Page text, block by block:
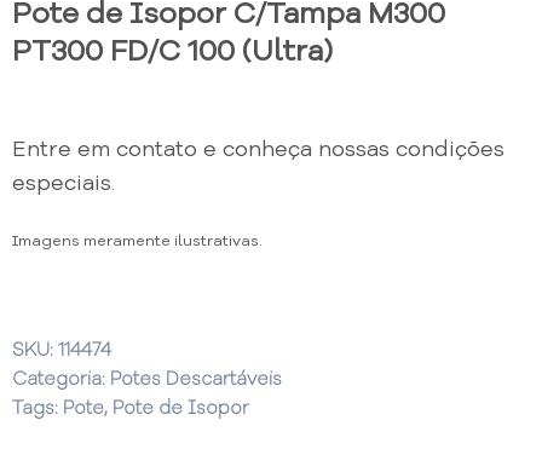
Pote de Isopor C/Tampa M300
PT300 FD/C 100 (Ultra)
Entre em contato e conheça nossas condições
especiais.
Imagens meramente ilustrativas.
SKU: 114474
Categoria: Potes Descartáveis
Tags: Pote, Pote de Isopor